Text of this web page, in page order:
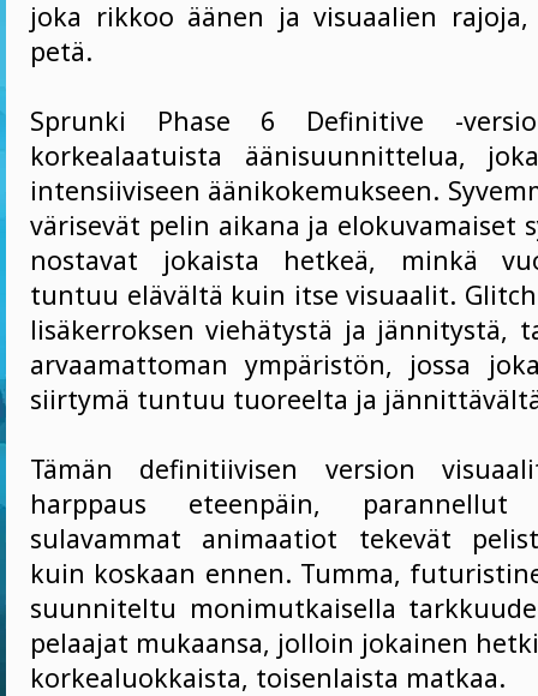
joka rikkoo äänen ja visuaalien
petä.
Sprunki Phase 6 Definitive -
korkealaatuista äänisuunnittelua,
intensiiviseen äänikokemukseen.
värisevät pelin aikana ja elokuvamaiset
nostavat jokaista hetkeä, minkä
tuntuu elävältä kuin itse visuaalit.
lisäkerroksen viehätystä ja jännitystä,
arvaamattoman ympäristön, jossa
siirtymä tuntuu tuoreelta ja
Tämän definitiivisen version
harppaus eteenpäin,
sulavammat animaatiot tekevät
kuin koskaan ennen. Tumma,
suunniteltu monimutkaisella
pelaajat mukaansa, jolloin jokainen
korkealuokkaista, toisenlaista matkaa.